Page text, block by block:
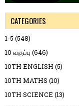
CATEGORIES
1-5 (548)
10 வகுப்பு (646)
10TH ENGLISH (5)
10TH MATHS (10)
10TH SCIENCE (13)